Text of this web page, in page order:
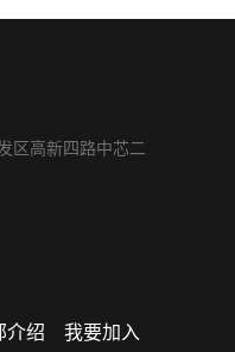
区高新四路中芯二
介绍 我要加入